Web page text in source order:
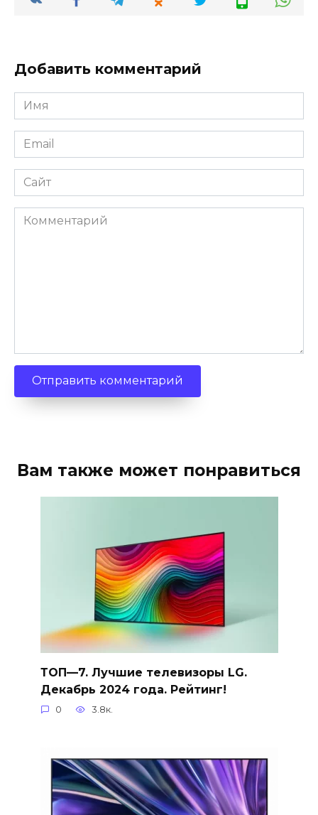
Добавить комментарий
Имя
Email
Сайт
Комментарий
Вам также может понравиться
ТОП—7. Лучшие телевизоры LG.
Декабрь 2024 года. Рейтинг!
0 3.8к.